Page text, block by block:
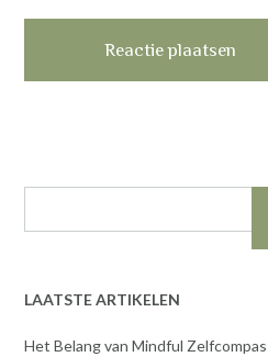
LAATSTE ARTIKELEN
Het Belang van Mindful